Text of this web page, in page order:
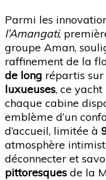
Parmi les
l’Amangati,
groupe Aman,
raffinement de la
de long répartis sur
luxueuses, ce
chaque cabine
emblème d’un
d’accueil, limitée à
atmosphère
déconnecter et
pittoresques de la